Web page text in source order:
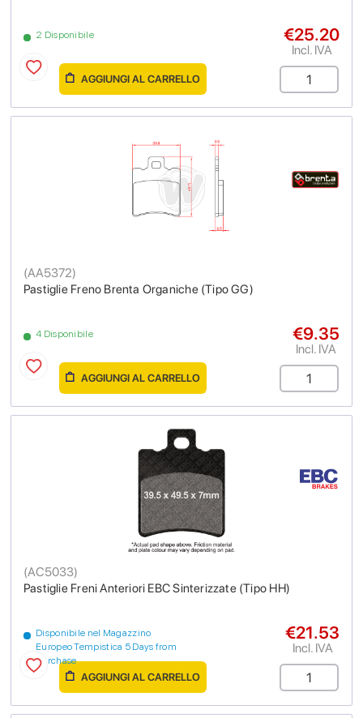
2 Disponibile €25.20
Incl. IVA
AGGIUNGI AL CARRELLO
Pastiglie Freno Brenta Organiche (Tipo GG)
(AA5372)
4 Disponibile €9.35
Incl. IVA
AGGIUNGI AL CARRELLO
Pastiglie Freni Anteriori EBC Sinterizzate (Tipo HH)
(AC5033)
Disponibile nel Magazzino
Europeo Tempistica 5 Days from
purchase
€21.53
Incl. IVA
AGGIUNGI AL CARRELLO